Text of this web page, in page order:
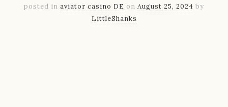
posted in aviator casino DE on August 25, 2024 by
LittleShanks